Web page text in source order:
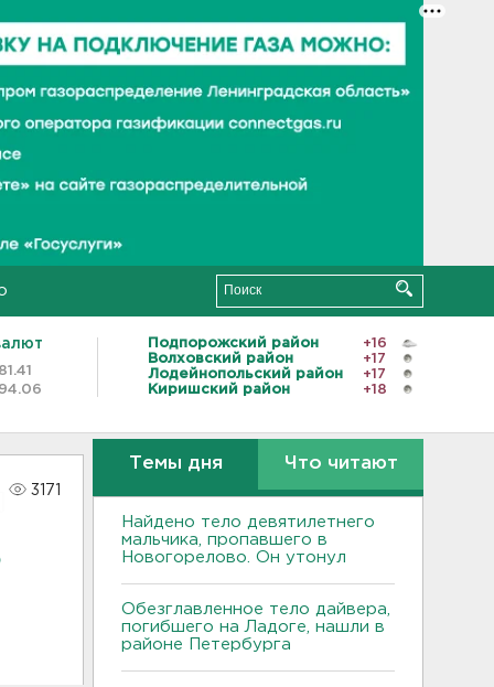
81.41
94.06
Подпорожский район
+16
Волховский район
+17
Лодейнопольский район
+17
Киришский район
+18
3171
Темы дня Что читают
Найдено тело девятилетнего
мальчика, пропавшего в
Новогорелово. Он утонул
Обезглавленное тело дайвера,
погибшего на Ладоге, нашли в
районе Петербурга